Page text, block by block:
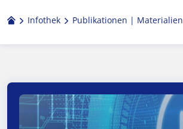
Infothek Publikationen | Materialien